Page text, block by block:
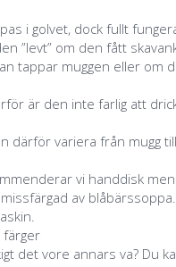
i golvet, dock fullt
”levt” om den fått
tappar muggen eller om
är den inte farlig att
därför variera från mugg till
vi handdisk
av blåbärssoppa.
färger
det vore annars va? Du